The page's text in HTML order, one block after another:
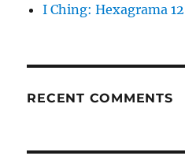
I Ching: Hexagrama 12
RECENT COMMENTS